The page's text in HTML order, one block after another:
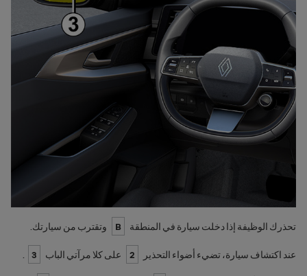
تحذرك الوظيفة إذا دخلت سيارة في المنطقة B وتقترب من سيارتك.
عند اكتشاف سيارة، تضيء أضواء التحذير 2 على كلا مرآتي الباب 3